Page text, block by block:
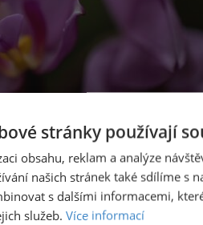
dokáže navázat symbiózu s
stránky používají
obsahu, reklam a analýze
našich stránek také sdílíme s
s dalšími informacemi,
služeb. Více informací